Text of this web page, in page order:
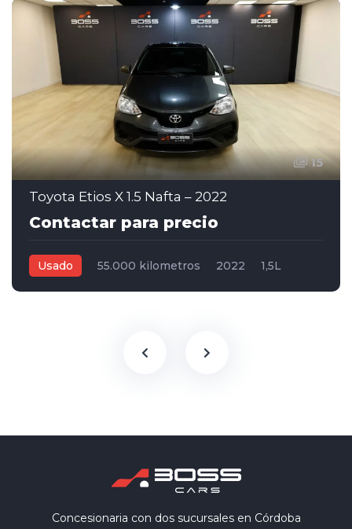
15
Toyota Etios X 1.5 Nafta – 2022
Contactar para precio
Usado 55.000 kilometros 2022
1,5L
Concesionaria con dos sucursales en Córdoba